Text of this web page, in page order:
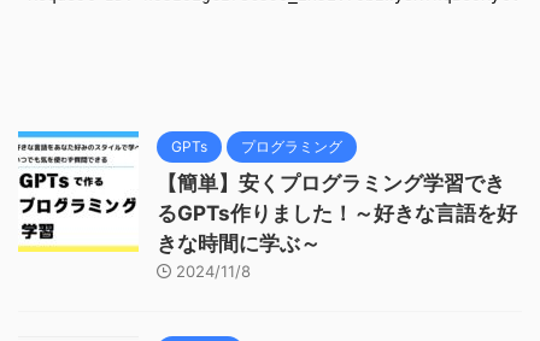
GPTs プログラミング
【簡単】安くプログラミング学習でき
るGPTs作りました！～好きな言語を好
きな時間に学ぶ～
2024/11/8